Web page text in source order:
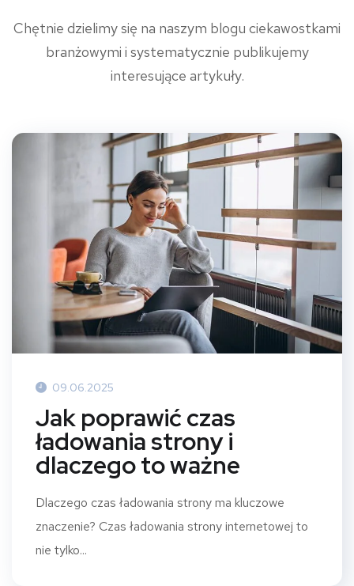
Chętnie dzielimy się na naszym blogu ciekawostkami
branżowymi i systematycznie publikujemy
interesujące artykuły.
09.06.2025
Jak poprawić czas
ładowania strony i
dlaczego to ważne
Dlaczego czas ładowania strony ma kluczowe
znaczenie? Czas ładowania strony internetowej to
nie tylko...